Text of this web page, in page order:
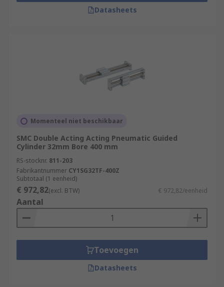
Datasheets
Momenteel niet beschikbaar
SMC Double Acting Acting Pneumatic Guided
Cylinder 32mm Bore 400 mm
RS-stocknr. 811-203
Fabrikantnummer CY1SG32TF-400Z
Subtotaal (1 eenheid)
€ 972,82(excl. BTW) € 972,82/eenheid
Aantal
Toevoegen
Datasheets